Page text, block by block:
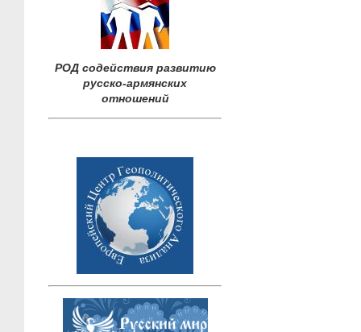
РОД содействия развитию
русско-армянских
отношений